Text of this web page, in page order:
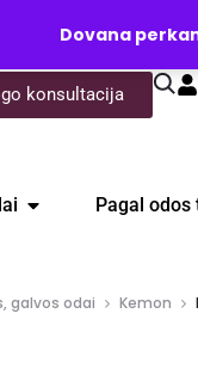
Dovana
konsultacija
Pagal odos
galvos odai Kemon